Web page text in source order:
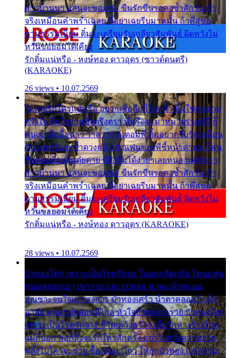
สาวบ้านนา แสนจะซอมซ่อ ขืนรักขืนรอคงช้ำสักวัน ถ้า
จริงเหมือนคำพร่ำเฉลย พี่อย่าเฉยรีบมาหมั้น ถ้าพี่สู่ขอ
ตามธรรมเนียม ติ๋มจะเตรียมรับเกลียวสัมพันธ์ ผิดหวังไม่
หวั่นขอยอมได้เคียง
รักติ๋มแน่หรือ - หงษ์ทอง ดาวอุดร (ซาวด์ดนตรี)
(KARAOKE)
26 views • 10.07.2569
ไม่เคยรักใครแน่หรือ อยากเชื่อถือก็ไม่กล้า ติ๋มใช่คนสวย
ตรึงใจ ติ๋มใช่งามซึ้งตรึงตรา พี่หรือจะมาหมายร่วมชีวี ก็
คนเขาลืออื้อฉาว ว่าสาวๆรุมตอมพี่ ติ๋มอยากรับรักเหมือน
กัน แต่หวั่นจะช้ำดวงฤดี กลัวแฟนของพี่ชี้หน้าด่าทอ ก็คน
ชื่อต๋อยต้อยตุ้มตุ๋ยต่าย พี่ยังลืมได้ง่ายๆเลยหนอ แค่ตัวเรา
สาวบ้านนา แสนจะซอมซ่อ ขืนรักขืนรอคงช้ำสักวัน ถ้า
จริงเหมือนคำพร่ำเฉลย พี่อย่าเฉยรีบมาหมั้น ถ้าพี่สู่ขอ
ตามธรรมเนียม ติ๋มจะเตรียมรับเกลียวสัมพันธ์ ผิดหวังไม่
หวั่นขอยอมได้เคียง
รักติ๋มแน่หรือ - หงษ์ทอง ดาวอุดร (KARAOKE)
28 views • 10.07.2569
บัวทองโศก เพราะเป็นโรครักรุม ในอกกลัดกลุ้ม โดนแฟน
หนุ่มหลอกเอา เขารวย และรูปหล่อ มาพะเน้าพะนอ
ออเซาะจนใจเบา สงสาร บัวทองเศร้า น้ำตาคลอเบ้า เฝ้า
อาลัย หนุ่มรูปหล่อหนีไกล หัวใจบัวทองระรวย บัวทองโศก
เพราะเป็นโรครักจาง ชีวิตเคว้งคว้าง เมื่อรักห่างร้างไกล
แม่ก็บอก พ่อก็สั่งจะรักใครสักครั้ง อย่าไปหวังความรวย
พลั้งไปใครจะช่วย ซื้อเปลมาไกว ให้ลูกบัวทอง เวรกรรม